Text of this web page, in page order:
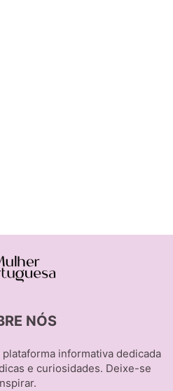
NÓS
informativa dedicada
e curiosidades. Deixe-se